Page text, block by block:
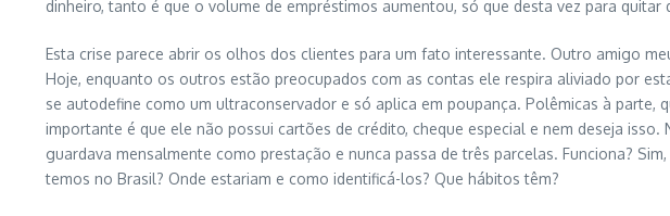
dinheiro, tanto é que o volume de empréstimos aumentou, só que desta vez para
Esta crise parece abrir os olhos dos clientes para um fato interessante. Outro amigo
Hoje, enquanto os outros estão preocupados com as contas ele respira aliviado por
se autodefine como um ultraconservador e só aplica em poupança. Polêmicas à
importante é que ele não possui cartões de crédito, cheque especial e nem deseja
guardava mensalmente como prestação e nunca passa de três parcelas. Funciona?
temos no Brasil? Onde estariam e como identificá-los? Que hábitos têm?